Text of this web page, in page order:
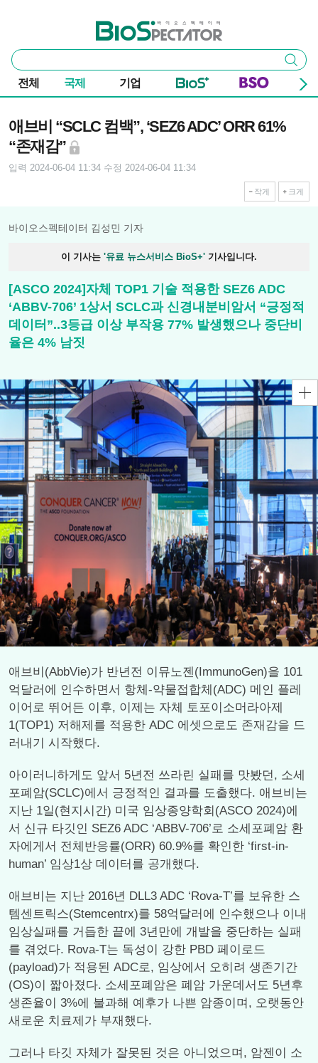
바이오스펙테이터
통
합
검
색
검색
전체 국제 기업
애브비 “SCLC 컴백”, ‘SEZ6 ADC’ ORR 61%
“존재감”
입력 2024-06-04 11:34 수정 2024-06-04 11:34
작게 크게
바이오스펙테이터 김성민 기자
이 기사는 '유료 뉴스서비스 BioS+' 기사입니다.
[ASCO 2024]자체 TOP1 기술 적용한 SEZ6 ADC
‘ABBV-706’ 1상서 SCLC과 신경내분비암서 “긍정적
데이터”..3등급 이상 부작용 77% 발생했으나 중단비
율은 4% 남짓
애브비(AbbVie)가 반년전 이뮤노젠(ImmunoGen)을 101
억달러에 인수하면서 항체-약물접합체(ADC) 메인 플레
이어로 뛰어든 이후, 이제는 자체 토포이소머라아제
1(TOP1) 저해제를 적용한 ADC 에셋으로도 존재감을 드
러내기 시작했다.
아이러니하게도 앞서 5년전 쓰라린 실패를 맛봤던, 소세
포폐암(SCLC)에서 긍정적인 결과를 도출했다. 애브비는
지난 1일(현지시간) 미국 임상종양학회(ASCO 2024)에
서 신규 타깃인 SEZ6 ADC ‘ABBV-706’로 소세포폐암 환
자에게서 전체반응률(ORR) 60.9%를 확인한 ‘first-in-
human’ 임상1상 데이터를 공개했다.
애브비는 지난 2016년 DLL3 ADC ‘Rova-T’를 보유한 스
템센트릭스(Stemcentrx)를 58억달러에 인수했으나 이내
임상실패를 거듭한 끝에 3년만에 개발을 중단하는 실패
를 겪었다. Rova-T는 독성이 강한 PBD 페이로드
(payload)가 적용된 ADC로, 임상에서 오히려 생존기간
(OS)이 짧아졌다. 소세포폐암은 폐암 가운데서도 5년후
생존율이 3%에 불과해 예후가 나쁜 암종이며, 오랫동안
새로운 치료제가 부재했다.
그러나 타깃 자체가 잘못된 것은 아니었으며, 암젠이 소